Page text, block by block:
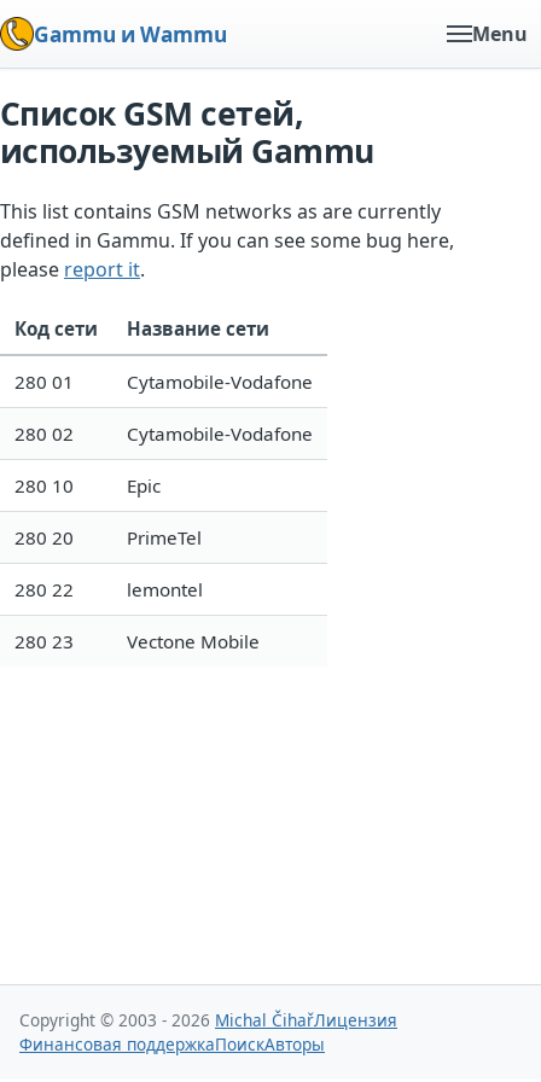
Gammu и Wammu Menu
Список GSM сетей,
используемый Gammu
This list contains GSM networks as are currently
defined in Gammu. If you can see some bug here,
please report it.
Код сети Название сети
280 01 Cytamobile-Vodafone
280 02 Cytamobile-Vodafone
280 10 Epic
280 20 PrimeTel
280 22 lemontel
280 23 Vectone Mobile
Copyright © 2003 - 2026 Michal ČihařЛицензия
Финансовая поддержкаПоискАвторы